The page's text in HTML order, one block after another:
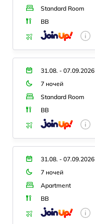
Standard Room
BB
31.08. - 07.09.2026
7 ночей
Standard Room
BB
31.08. - 07.09.2026
7 ночей
Apartment
BB